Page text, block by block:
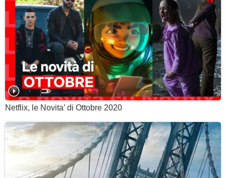
Netflix, le Novita’ di Ottobre 2020